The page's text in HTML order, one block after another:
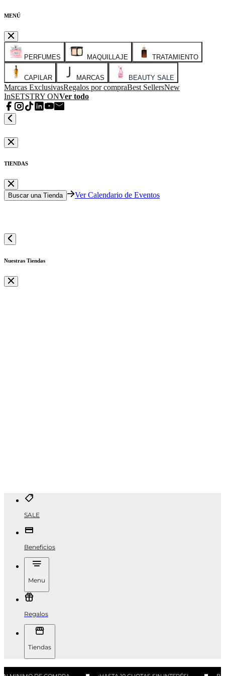
MENÚ
PERFUMES MAQUILLAJE TRATAMIENTO
CAPILAR MARCAS BEAUTY SALE
Marcas ExclusivasRegalos por compraBest SellersNew
InSETSTRY ONVer todo
TIENDAS
Buscar una Tienda Ver Calendario de Eventos
Nuestras Tiendas
SALE
Beneficios
Menu
Regalos
Tiendas